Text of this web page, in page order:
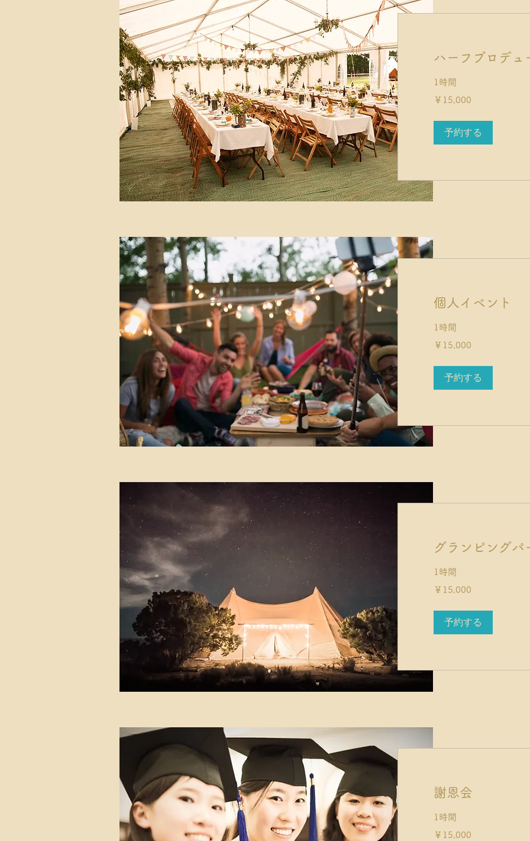
ハーフプロデュ
1時間
円
￥15,000
予約する
個人イベント
1時間
円
￥15,000
予約する
グランピングパ
1時間
円
￥15,000
予約する
謝恩会
1時間
円
￥15,000